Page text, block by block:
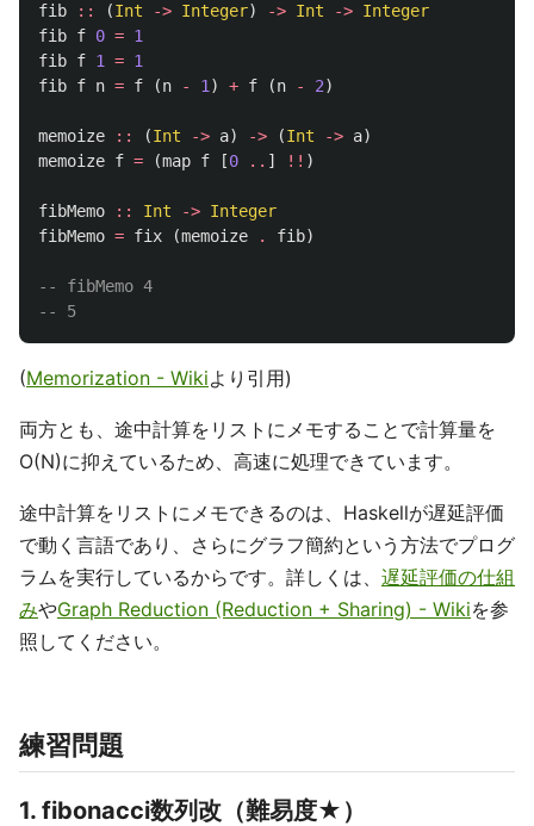
fib :: (Int -> Integer) -> Int -> Integer
fib f 0 = 1
fib f 1 = 1
fib f n = f (n - 1 ) + f (n - 2)
memoize :: (Int -> a) -> (Int -> a)
memoize f = (map f [0 .. ] !! )
fibMemo :: Int -> Integer
fibMemo = fix (memoize . fib)
-- fibMemo 4
-- 5
(Memorization - Wikiより引用)
両方とも、途中計算をリストにメモすることで計算量を
O(N)に抑えているため、高速に処理できています。
途中計算をリストにメモできるのは、Haskellが遅延評価
で動く言語であり、さらにグラフ簡約という方法でプログ
ラムを実行しているからです。詳しくは、 遅延評価の仕組
みやGraph Reduction (Reduction + Sharing) - Wikiを参
照してください。
練習問題
1. fibonacci数列改（難易度★）